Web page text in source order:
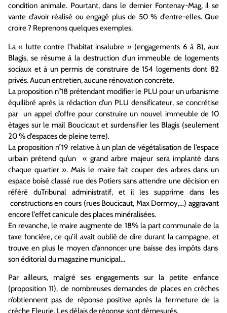
condition animale. Pourtant, dans le dernier Fontenay-Mag,il se
vante d’avoir réalisé ou engagé plus de 50 % d’entre-elles. Que
croire ? Reprenons quelques exemples.
La « luttecontre l’habitat insalubre » (engagements 6 à 8), aux
Blagis, se résume à la destruction d’un immeuble de logements
sociaux et à un permis de construire de 154 logementsdont 82
privés.Aucun entretien, aucune rénovation concrète.
La proposition n°18 prétendant modifier le PLU pour un urbanisme
équilibré après la rédaction d’un PLU densificateur, se concrétise
par un appel d’offre pour construire un nouvel immeuble de 10
étages sur le mail Boucicaut et surdensifier les Blagis (seulement
20 % d’espaces de pleine terre).
La proposition n°19 relative à un plan de végétalisation de l’espace
urbain prétendqu’un « grand arbre majeur sera implanté dans
chaque quartier ».Mais le maire fait couper des arbres dans un
espace boisé classé rue des Potiers sans attendre une décision en
référé duTribunal administratif, et il les supprime dans les
constructions en cours (rues Boucicaut, Max Dormoy,…) aggravant
encore l’effet canicule des places minéralisées.
En revanche, le maire augmente de 18% la part communale de la
taxe foncière, ce qu’il avait oublié de dire durant la campagne, et
trouve en plus le moyen d’annoncer une baisse des impôts dans
son éditorial du magazine municipal…
Par ailleurs, malgré ses engagements sur la petite enfance
(proposition 11), de nombreuses demandes de places en crèches
n’obtiennent pas de réponse positive après la fermeture de la
crèche Fleurie. Les délais de réponse sont démesurés.